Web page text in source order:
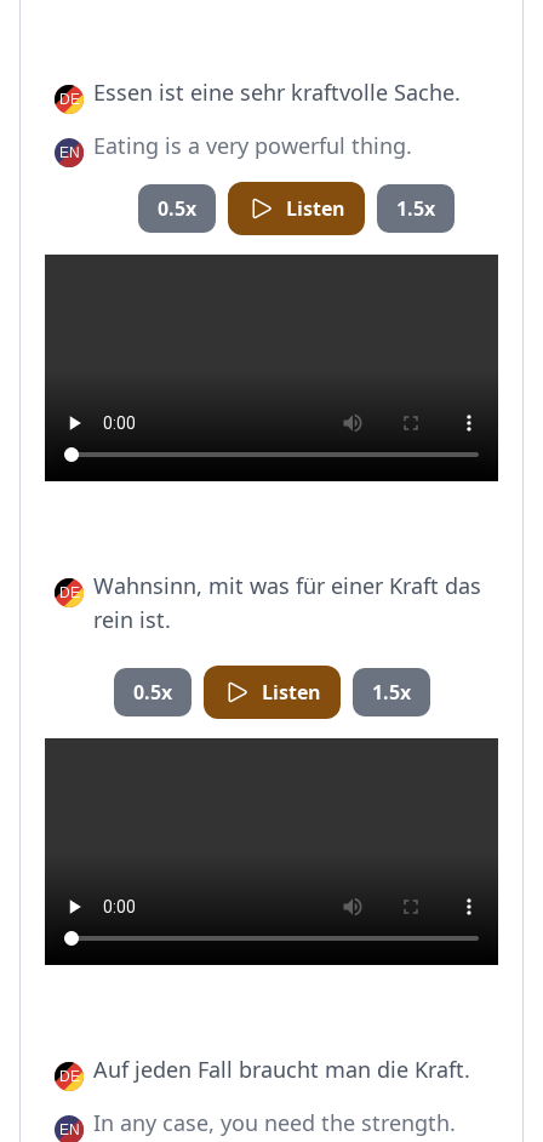
Essen ist eine sehr kraftvolle Sache.
Eating is a very powerful thing.
0.5x Listen 1.5x
Wahnsinn, mit was für einer Kraft das
rein ist.
0.5x Listen 1.5x
Auf jeden Fall braucht man die Kraft.
In any case, you need the strength.